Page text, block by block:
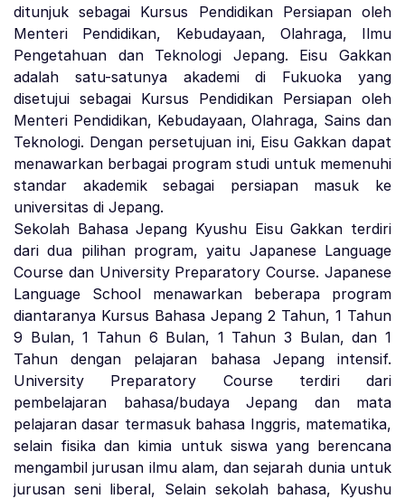
ditunjuk sebagai Kursus Pendidikan Persiapan oleh
Menteri Pendidikan, Kebudayaan, Olahraga, Ilmu
Pengetahuan dan Teknologi Jepang. Eisu Gakkan
adalah satu-satunya akademi di Fukuoka yang
disetujui sebagai Kursus Pendidikan Persiapan oleh
Menteri Pendidikan, Kebudayaan, Olahraga, Sains dan
Teknologi. Dengan persetujuan ini, Eisu Gakkan dapat
menawarkan berbagai program studi untuk memenuhi
standar akademik sebagai persiapan masuk ke
universitas di Jepang.
Sekolah Bahasa Jepang Kyushu Eisu Gakkan terdiri
dari dua pilihan program, yaitu Japanese Language
Course dan University Preparatory Course. Japanese
Language School menawarkan beberapa program
diantaranya Kursus Bahasa Jepang 2 Tahun, 1 Tahun
9 Bulan, 1 Tahun 6 Bulan, 1 Tahun 3 Bulan, dan 1
Tahun dengan pelajaran bahasa Jepang intensif.
University Preparatory Course terdiri dari
pembelajaran bahasa/budaya Jepang dan mata
pelajaran dasar termasuk bahasa Inggris, matematika,
selain fisika dan kimia untuk siswa yang berencana
mengambil jurusan ilmu alam, dan sejarah dunia untuk
jurusan seni liberal, Selain sekolah bahasa, Kyushu